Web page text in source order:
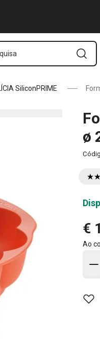
SiliconPRIME
ø
€
Ao